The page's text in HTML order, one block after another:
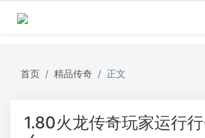
首页 精品传奇 正文
1.80火龙传奇玩家运行